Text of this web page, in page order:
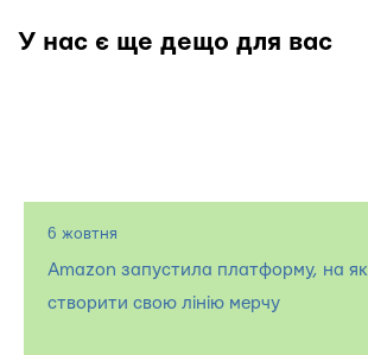
У нас є ще дещо для вас
6 жовтня
Amazon запустила платформу, на
створити свою лінію мерчу